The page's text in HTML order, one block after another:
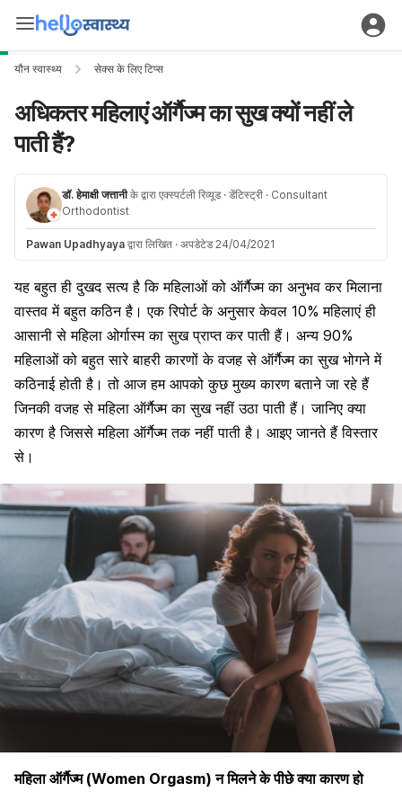
यौन स्वास्थ्य सेक्स के लिए टिप्स
अधिकतर महिलाएं ऑर्गैज्म का सुख क्यों नहीं ले
पाती हैं?
डॉ. हेमाक्षी जत्तानीके द्वारा एक्स्पर्टली रिव्यूड · डेंटिस्ट्री · Consultant
Orthodontist
Pawan Upadhyaya द्वारा लिखित · अपडेटेड 24/04/2021
यह बहुत ही दुखद सत्य है कि महिलाओं को ऑर्गैज्म का अनुभव कर मिलाना
वास्तव में बहुत कठिन है। एक रिपोर्ट के अनुसार केवल 10% महिलाएं ही
आसानी से महिला ओर्गास्म का सुख प्राप्त कर पाती हैं। अन्य 90%
महिलाओं को बहुत सारे बाहरी कारणों के वजह से ऑर्गैज्म का सुख भोगने में
कठिनाई होती है। तो आज हम आपको कुछ मुख्य कारण बताने जा रहे हैं
जिनकी वजह से महिला ऑर्गैज्म का सुख नहीं उठा पाती हैं। जानिए क्या
कारण है जिससे महिला ऑर्गैज्म तक नहीं पाती है। आइए जानते हैं विस्तार
से।
महिला ऑर्गैज्म (Women Orgasm) न मिलने के पीछे क्या कारण हो